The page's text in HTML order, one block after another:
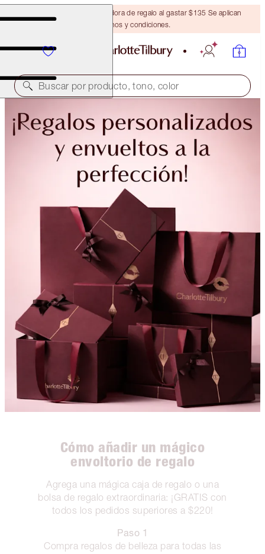
Obtén una brocha bronceadora de regalo al gastar $135 Se aplican
términos y condiciones.
Buscar por producto, tono, color
Cómo añadir un mágico
envoltorio de regalo
Agrega una mágica caja de regalo o una
bolsa de regalo extraordinaria: ¡GRATIS con
todos los pedidos superiores a $220!
Paso 1
Compra regalos de belleza para todas las